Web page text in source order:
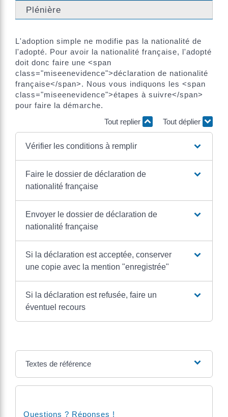
Plénière
L'adoption simple ne modifie pas la nationalité de
l'adopté. Pour avoir la nationalité française, l'adopté
doit donc faire une <span
class="miseenevidence">déclaration de nationalité
française</span>. Nous vous indiquons les <span
class="miseenevidence">étapes à suivre</span>
pour faire la démarche.
Tout replier
Tout déplier
Vérifier les conditions à remplir
Faire le dossier de déclaration de
nationalité française
Envoyer le dossier de déclaration de
nationalité française
Si la déclaration est acceptée, conserver
une copie avec la mention "enregistrée"
Si la déclaration est refusée, faire un
éventuel recours
Textes de référence
Questions ? Réponses !